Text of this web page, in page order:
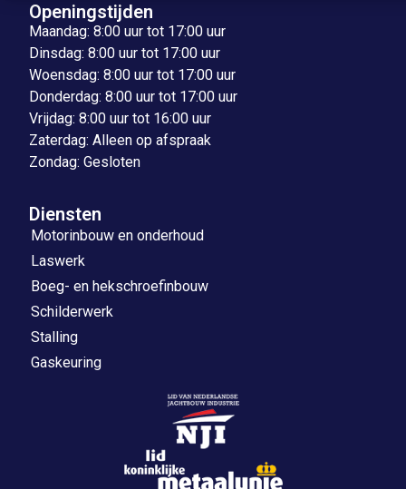
Openingstijden
Maandag: 8:00 uur tot 17:00 uur
Dinsdag: 8:00 uur tot 17:00 uur
Woensdag: 8:00 uur tot 17:00 uur
Donderdag: 8:00 uur tot 17:00 uur
Vrijdag: 8:00 uur tot 16:00 uur
Zaterdag: Alleen op afspraak
Zondag: Gesloten
Diensten
Motorinbouw en onderhoud
Laswerk
Boeg- en hekschroefinbouw
Schilderwerk
Stalling
Gaskeuring